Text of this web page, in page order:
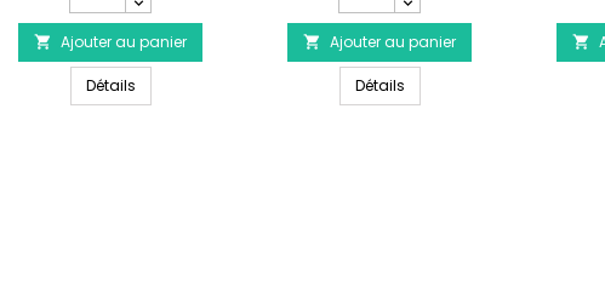
du
produit
AQUARIUM
SYSTEMS
Pompe
 Ajouter au panier
DétailsAQUARIUM SYSTEMS Pompe NewJet 1200
du
produit
Pompe
NEWA
Jet
 Ajouter au panier
DétailsPompe NEWA Jet NJ3000
